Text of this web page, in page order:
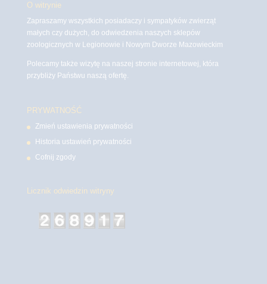
O witrynie
Zapraszamy wszystkich posiadaczy i sympatyków zwierząt
małych czy dużych, do odwiedzenia naszych sklepów
zoologicznych w Legionowie i Nowym Dworze Mazowieckim
Polecamy także wizytę na naszej stronie internetowej, która
przybliży Państwu naszą ofertę.
PRYWATNOŚĆ
Zmień ustawienia prywatności
Historia ustawień prywatności
Cofnij zgody
Licznik odwiedzin witryny